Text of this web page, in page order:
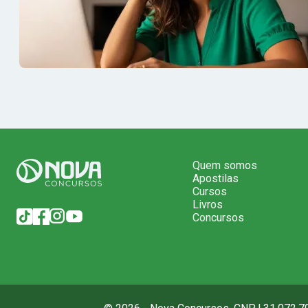
Quem somos
Apostilas
Cursos
Livros
Concursos